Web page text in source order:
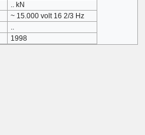
.. kN
~ 15.000 volt 16 2/3 Hz
..
1998